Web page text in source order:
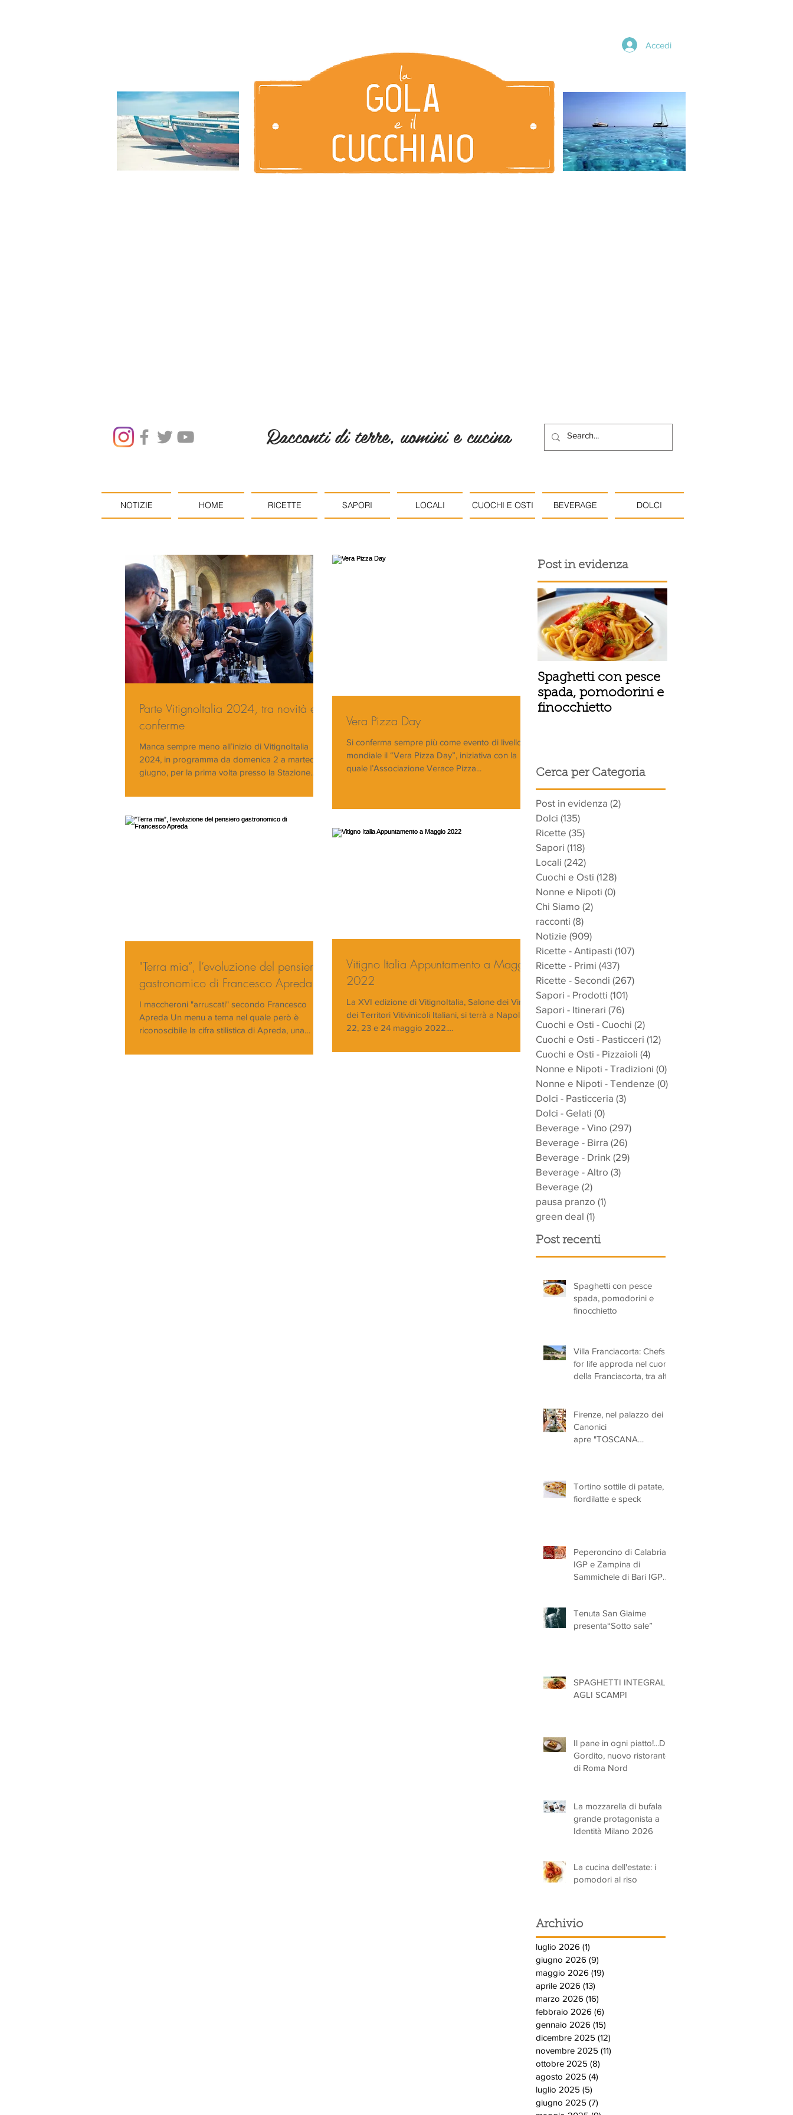
Accedi
Racconti di terre, uomini e cucina
NOTIZIE HOME RICETTE SAPORI LOCALI CUOCHI E OSTI BEVERAGE DOLCI
Parte VitignoItalia 2024, tra novità e
conferme
Manca sempre meno all’inizio di VitignoItalia
2024, in programma da domenica 2 a martedì 4
giugno, per la prima volta presso la Stazione...
Vera Pizza Day
Si conferma sempre più come evento di livello
mondiale il “Vera Pizza Day”, iniziativa con la
quale l’Associazione Verace Pizza...
"Terra mia”, l’evoluzione del pensiero
gastronomico di Francesco Apreda
I maccheroni "arruscati" secondo Francesco
Apreda Un menu a tema nel quale però è
riconoscibile la cifra stilistica di Apreda, una
Vitigno Italia Appuntamento a Maggio
2022
La XVI edizione di VitignoItalia, Salone dei Vini e
dei Territori Vitivinicoli Italiani, si terrà a Napoli il
22, 23 e 24 maggio 2022....
Post in evidenza
Spaghetti con pesce
spada, pomodorini e
finocchietto
Cerca per Categoria
Post in evidenza (2)
Dolci (135)
Ricette (35)
Sapori (118)
Locali (242)
Cuochi e Osti (128)
Nonne e Nipoti (0)
Chi Siamo (2)
racconti (8)
Notizie (909)
Ricette - Antipasti (107)
Ricette - Primi (437)
Ricette - Secondi (267)
Sapori - Prodotti (101)
Sapori - Itinerari (76)
Cuochi e Osti - Cuochi (2)
Cuochi e Osti - Pasticceri (12)
Cuochi e Osti - Pizzaioli (4)
Nonne e Nipoti - Tradizioni (0)
Nonne e Nipoti - Tendenze (0)
Dolci - Pasticceria (3)
Dolci - Gelati (0)
Beverage - Vino (297)
Beverage - Birra (26)
Beverage - Drink (29)
Beverage - Altro (3)
Beverage (2)
pausa pranzo (1)
green deal (1)
Post recenti
Spaghetti con pesce
spada, pomodorini e
finocchietto
Villa Franciacorta: Chefs
for life approda nel cuore
della Franciacorta, tra alta
Firenze, nel palazzo dei
Canonici
apre "TOSCANA
Tortino sottile di patate,
fiordilatte e speck
Peperoncino di Calabria
IGP e Zampina di
Sammichele di Bari IGP
Tenuta San Giaime
presenta“Sotto sale”
SPAGHETTI INTEGRALI
AGLI SCAMPI
Il pane in ogni piatto!...Da
Gordito, nuovo ristorante
di Roma Nord
La mozzarella di bufala
grande protagonista a
Identità Milano 2026
La cucina dell'estate: i
pomodori al riso
Archivio
luglio 2026 (1)
giugno 2026 (9)
maggio 2026 (19)
aprile 2026 (13)
marzo 2026 (16)
febbraio 2026 (6)
gennaio 2026 (15)
dicembre 2025 (12)
novembre 2025 (11)
ottobre 2025 (8)
agosto 2025 (4)
luglio 2025 (5)
giugno 2025 (7)